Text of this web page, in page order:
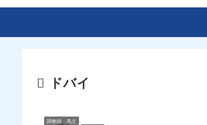
ドバイ
調教師・馬主